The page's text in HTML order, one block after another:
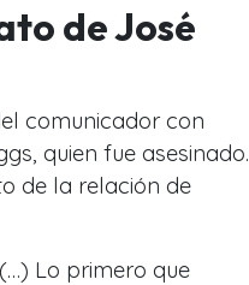
de José
comunicador con
quien fue asesinado.
de la relación de
Lo primero que